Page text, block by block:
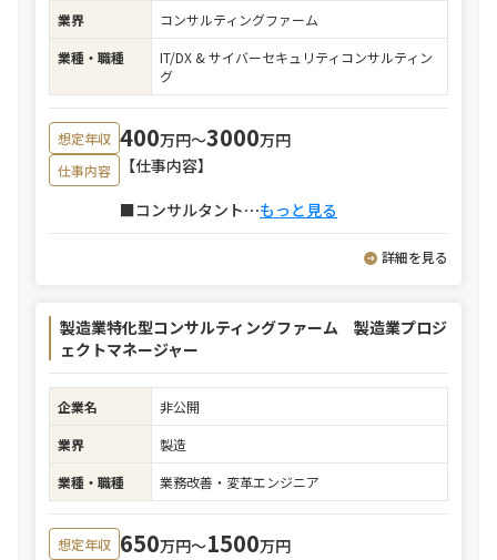
業界
コンサルティングファーム
業種・職種
IT/DX & サイバーセキュリティコンサルティン
グ
想定年収 400万円〜3000万円
仕事内容
【仕事内容】
■コンサルタント⋯もっと見る
詳細を見る
製造業特化型コンサルティングファーム 製造業プロジ
ェクトマネージャー
企業名
非公開
業界
製造
業種・職種
業務改善・変革エンジニア
想定年収 650万円〜1500万円